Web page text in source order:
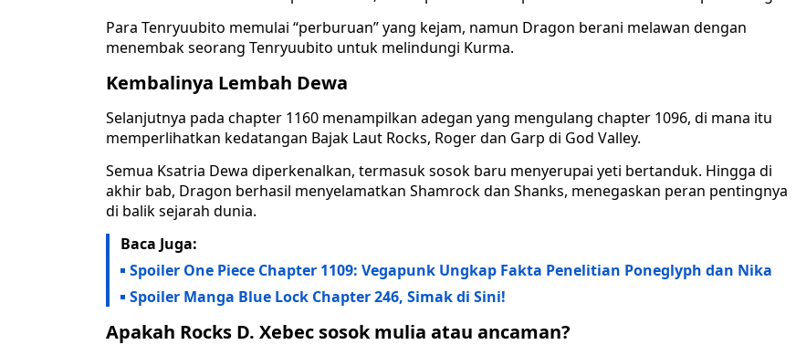
Para Tenryuubito memulai “perburuan” yang kejam, namun Dragon berani melawan dengan
menembak seorang Tenryuubito untuk melindungi Kurma.
Kembalinya Lembah Dewa
Selanjutnya pada chapter 1160 menampilkan adegan yang mengulang chapter 1096, di mana itu
memperlihatkan kedatangan Bajak Laut Rocks, Roger dan Garp di God Valley.
Semua Ksatria Dewa diperkenalkan, termasuk sosok baru menyerupai yeti bertanduk. Hingga di
akhir bab, Dragon berhasil menyelamatkan Shamrock dan Shanks, menegaskan peran pentingnya
di balik sejarah dunia.
Baca Juga:
Spoiler One Piece Chapter 1109: Vegapunk Ungkap Fakta Penelitian Poneglyph dan Nika
Spoiler Manga Blue Lock Chapter 246, Simak di Sini!
Apakah Rocks D. Xebec sosok mulia atau ancaman?